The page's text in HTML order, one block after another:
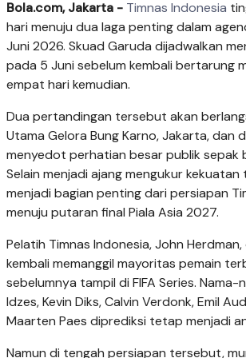
Bola.com, Jakarta - Timnas Indonesia
hari menuju dua laga penting dalam
Juni 2026. Skuad Garuda dijadwalkan
pada 5 Juni sebelum kembali bertarung
empat hari kemudian.
Dua pertandingan tersebut akan
Utama Gelora Bung Karno, Jakarta, dan
menyedot perhatian besar publik sepak
Selain menjadi ajang mengukur kekuatan
menjadi bagian penting dari persiapan
menuju putaran final Piala Asia 2027.
Pelatih Timnas Indonesia, John
kembali memanggil mayoritas pemain
sebelumnya tampil di FIFA Series.
Idzes, Kevin Diks, Calvin Verdonk, Emil
Maarten Paes diprediksi tetap menjadi
Namun di tengah persiapan tersebut,